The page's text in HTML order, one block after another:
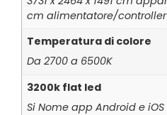
cm alimentatore/controller
Temperatura di colore
Da 2700 a 6500K
3200k flat led
Si Nome app Android e iOS